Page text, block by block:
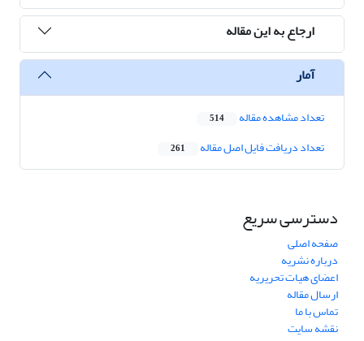
ارجاع به این مقاله
آمار
تعداد مشاهده مقاله 514
تعداد دریافت فایل اصل مقاله 261
دسترسی سریع
صفحه اصلی
درباره نشریه
اعضای هیات تحریریه
ارسال مقاله
تماس با ما
نقشه سایت